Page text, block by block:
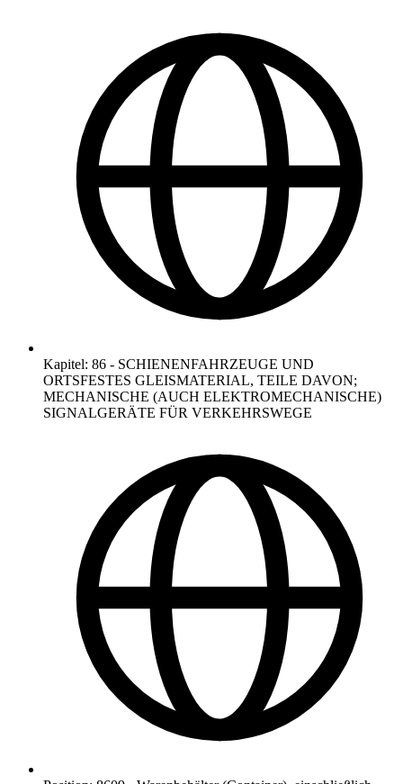
Kapitel: 86 - SCHIENENFAHRZEUGE UND
ORTSFESTES GLEISMATERIAL, TEILE DAVON;
MECHANISCHE (AUCH ELEKTROMECHANISCHE)
SIGNALGERÄTE FÜR VERKEHRSWEGE